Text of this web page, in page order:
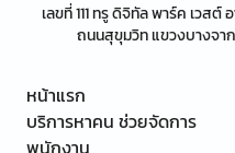
เลขที่ 111 ทรู ดิจิทัล พาร์ค เวส
ถนนสุขุมวิท แขวงบางจา
หน้าแรก
บริการหาคน ช่วยจัดการ
พนักงาน